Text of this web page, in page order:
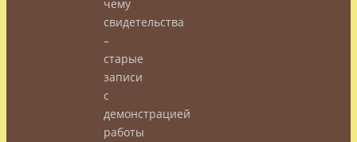
чему
свидетельства
–
старые
записи
с
демонстрацией
работы